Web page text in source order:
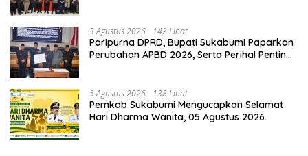
3 Agustus 2026 142 Lihat
Paripurna DPRD, Bupati Sukabumi Paparkan
Perubahan APBD 2026, Serta Perihal Penting
5 Agustus 2026 138 Lihat
Pemkab Sukabumi Mengucapkan Selamat
Hari Dharma Wanita, 05 Agustus 2026.